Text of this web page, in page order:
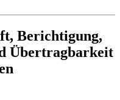
Berichtigung,
Übertragbarkeit